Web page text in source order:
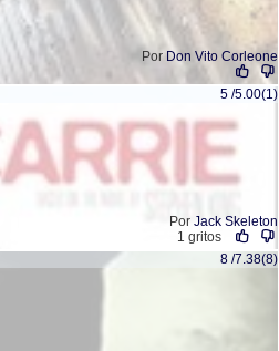
Por Don Vito Corleone
5 /5.00(1)
Por Jack Skeleton
1 gritos
8 /7.38(8)